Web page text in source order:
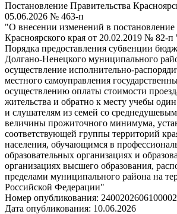
Постановление Правительства
05.06.2026 № 463-п
"О внесении изменений в постановление
Красноярского края от 20.02.2019 № 82-
Порядка предоставления субвенции
Долгано-Ненецкого муниципального
осуществление исполнительно-
местного самоуправления
осуществлению оплаты стоимости
жительства и обратно к месту учебы один
и слушателям из семей со
величины прожиточного минимума,
соответствующей группы территорий
населения, обучающимся в
образовательных организациях и
организациях высшего образования,
пределами муниципального района на
Российской Федерации"
Номер опубликования: 2400202606100002
Дата опубликования: 10.06.2026